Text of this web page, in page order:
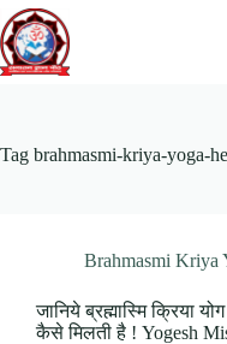
Skip
to
content
Tag brahmasmi-kriya-yoga-
Brahmasmi Kriya
जानिये ब्रह्मास्मि क्रिया
कैसे मिलती है ! Yogesh